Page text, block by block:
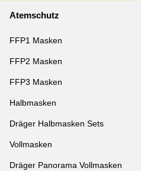
Atemschutz
FFP1 Masken
FFP2 Masken
FFP3 Masken
Halbmasken
Dräger Halbmasken Sets
Vollmasken
Dräger Panorama Vollmasken